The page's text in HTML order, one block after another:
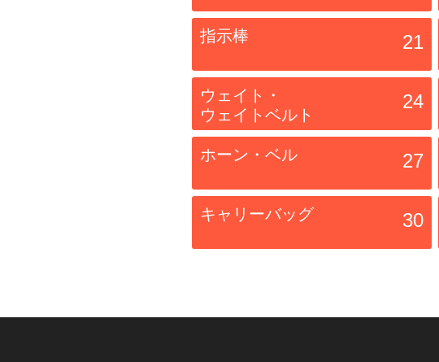
指示棒 21
ウェイト・
ウェイトベルト
24
ホーン・ベル 27
キャリーバッグ 30